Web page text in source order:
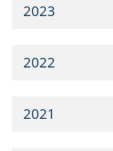
2023
2022
2021